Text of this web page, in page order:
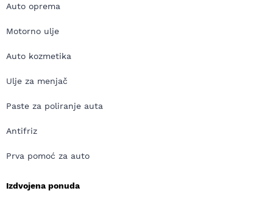
Auto oprema
Motorno ulje
Auto kozmetika
Ulje za menjač
Paste za poliranje auta
Antifriz
Prva pomoć za auto
Izdvojena ponuda